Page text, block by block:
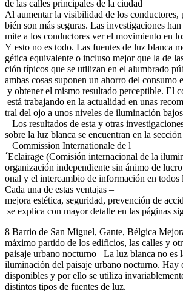
de las calles principales de la ciudad
Al aumentar la visibilidad de los conductores,
bién son más seguras. Las investigaciones
mite a los conductores ver el movimiento en
Y esto no es todo. Las fuentes de luz blanca
gética equivalente o incluso mejor que la de
ción típicos que se utilizan en el alumbrado
ambas cosas suponen un ahorro del consumo
y obtener el mismo resultado perceptible. El
está trabajando en la actualidad en unas
tral del ojo a unos niveles de iluminación
Los resultados de esta y otras
sobre la luz blanca se encuentran en la
Commission Internationale de l
´Eclairage (Comisión internacional de la
organización independiente sin ánimo de
onal y el intercambio de información en
Cada una de estas ventajas –
mejora estética, seguridad, prevención de
se explica con mayor detalle en las páginas
8 Barrio de San Miguel, Gante, Bélgica
máximo partido de los edificios, las calles y
paisaje urbano nocturno La luz blanca no es
iluminación del paisaje urbano nocturno. Hay
disponibles y por ello se utiliza
distintos tipos de fuentes de luz.